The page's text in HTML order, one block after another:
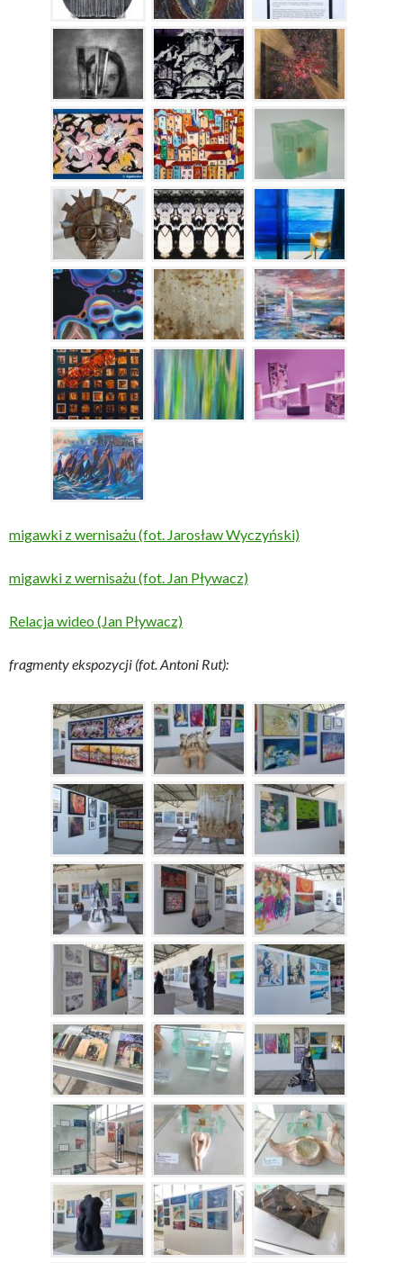
migawki z wernisażu (fot. Jarosław Wyczyński)
migawki z wernisażu (fot. Jan Pływacz)
Relacja wideo (Jan Pływacz)
fragmenty ekspozycji (fot. Antoni Rut):